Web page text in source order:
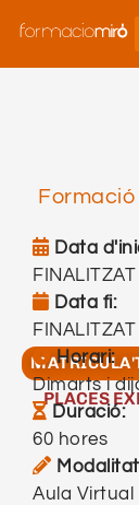
PLACES
Formació
Data
FINALITZAT
Data fi:
FINALITZAT
FINALITZAT
Horari:
Dimarts i
Dimarts i
Duració:
60 hores
60 hores
Aula Virtual